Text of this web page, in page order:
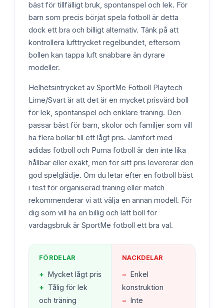
bäst för tillfälligt bruk, spontanspel och lek. För
barn som precis börjat spela fotboll är detta
dock ett bra och billigt alternativ. Tänk på att
kontrollera lufttrycket regelbundet, eftersom
bollen kan tappa luft snabbare än dyrare
modeller.
Helhetsintrycket av SportMe Fotboll Playtech
Lime/Svart är att det är en mycket prisvärd boll
för lek, spontanspel och enklare träning. Den
passar bäst för barn, skolor och familjer som vill
ha flera bollar till ett lågt pris. Jämfört med
adidas fotboll och Puma fotboll är den inte lika
hållbar eller exakt, men för sitt pris levererar den
god spelglädje. Om du letar efter en fotboll bäst
i test för organiserad träning eller match
rekommenderar vi att välja en annan modell. För
dig som vill ha en billig och lätt boll för
vardagsbruk är SportMe fotboll ett bra val.
FÖRDELAR
+ Mycket lågt pris
+ Tålig för lek
och träning
NACKDELAR
− Enkel
konstruktion
− Inte